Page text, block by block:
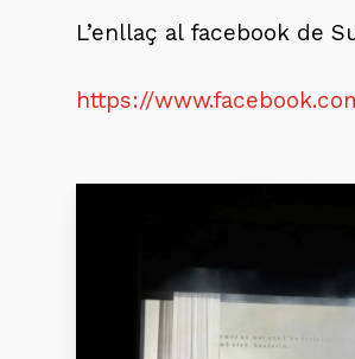
L’enllaç al facebook de
https://